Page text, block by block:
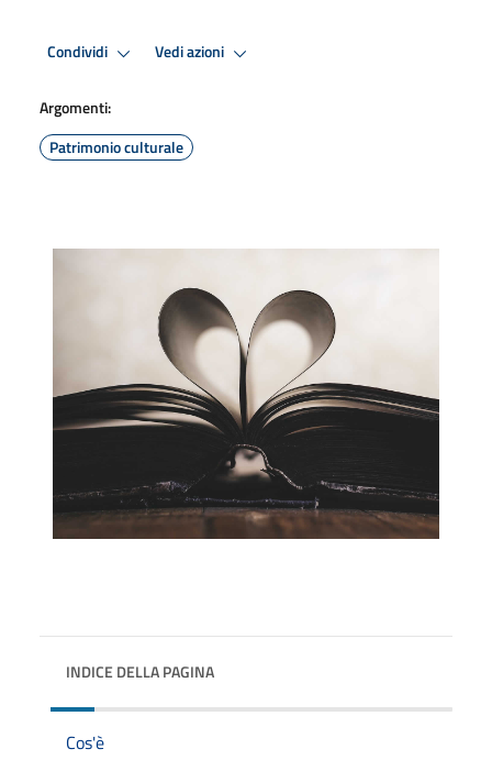
Condividi Vedi azioni
Argomenti:
Patrimonio culturale
INDICE DELLA PAGINA
Cos'è